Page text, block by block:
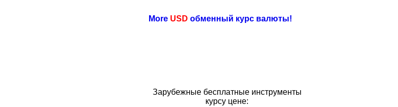
More USD обменный курс валюты!
Зарубежные бесплатные инструменты
курсу цене: